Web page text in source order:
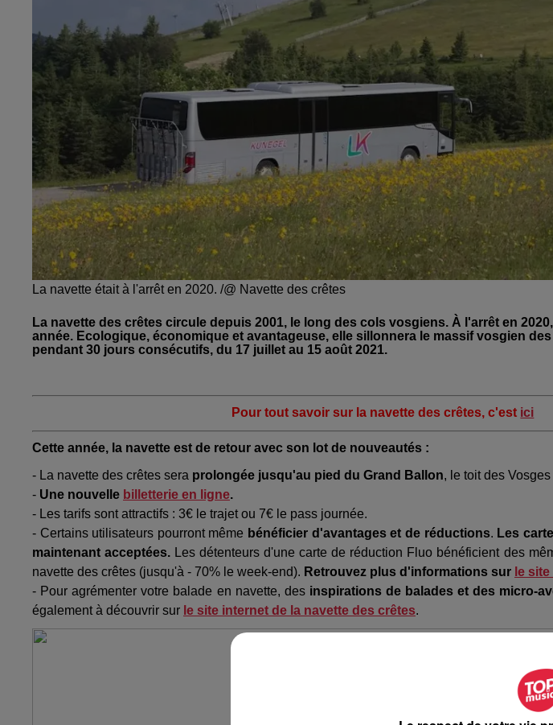
La navette était à l'arrêt en 2020. /@ Navette des crêtes
La navette des crêtes circule depuis 2001, le long des cols vosgiens. À l'arrêt en
année. Ecologique, économique et avantageuse, elle sillonnera le massif vosgien
pendant 30 jours consécutifs, du 17 juillet au 15 août 2021.
Pour tout savoir sur la navette des crêtes, c'est ici
Cette année, la navette est de retour avec son lot de nouveautés :
- La navette des crêtes sera prolongée jusqu'au pied du Grand Ballon, le toit des
- Une nouvelle billetterie en ligne.
- Les tarifs sont attractifs : 3€ le trajet ou 7€ le pass journée.
- Certains utilisateurs pourront même bénéficier d'avantages et de réductions. Les
maintenant acceptées. Les détenteurs d'une carte de réduction Fluo bénéficient des
navette des crêtes (jusqu'à - 70% le week-end). Retrouvez plus d'informations sur le
- Pour agrémenter votre balade en navette, des inspirations de balades et des micro-
également à découvrir sur le site internet de la navette des crêtes.